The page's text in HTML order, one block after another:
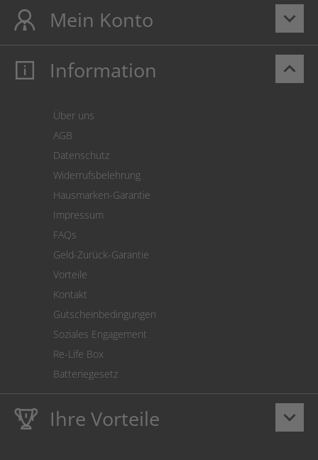
keyboard_arrow_down
Mein Konto
Mein Konto
Cookie Einstellungen
keyboard_arrow_up
Information
Über uns
AGB
Datenschutz
Widerrufsbelehrung
Hausmarken-Garantie
Impressum
FAQs
Geld-Zurück-Garantie
Vorteile
Kontakt
Gutscheinbedingungen
Soziales Engagement
Re-Life Box
Batteriegesetz
keyboard_arrow_down
Ihre Vorteile